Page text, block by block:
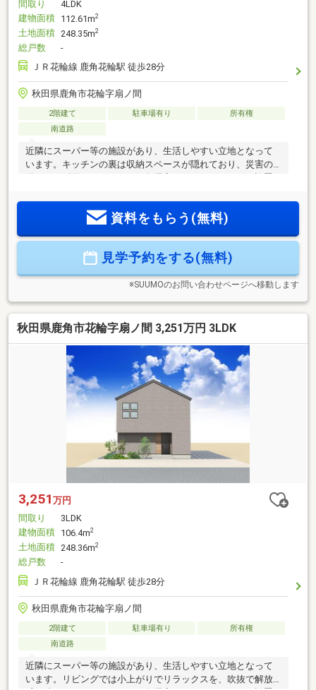
間取り
4LDK
建物面積 112.61m2
土地面積 248.35m2
総戸数
-
ＪＲ花輪線 鹿角花輪駅 徒歩28分
秋田県鹿角市花輪字扇ノ間
2階建て 駐車場有り
所有権
南道路
近隣にスーパー等の施設があり、生活しやすい立地となって
います。キッチンの裏は収納スペースが隠れており、災害の
資料をもらう(無料)
見学予約をする(無料)
※SUUMOのお問い合わせページへ移動します
秋田県鹿角市花輪字扇ノ間 3,251万円 3LDK
3,251 万円
間取り
3LDK
建物面積 106.4m2
土地面積 248.36m2
総戸数
-
ＪＲ花輪線 鹿角花輪駅 徒歩28分
秋田県鹿角市花輪字扇ノ間
2階建て 駐車場有り
所有権
南道路
近隣にスーパー等の施設があり、生活しやすい立地となって
います。リビングでは小上がりでリラックスを、吹抜で解放